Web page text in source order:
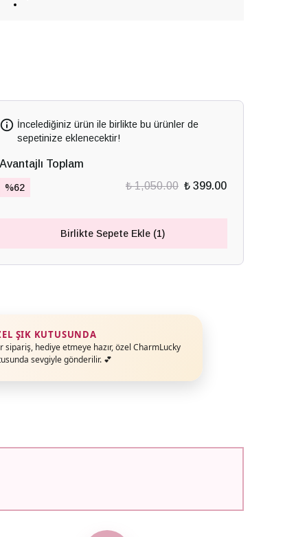
İncelediğiniz ürün ile birlikte bu ürünler de
sepetinize eklenecektir!
Avantajlı Toplam
%62 ₺ 1,050.00 ₺ 399.00
Birlikte Sepete Ekle (1)
ŞIK KUTUSUNDA
sipariş, hediye etmeye hazır, özel CharmLucky
sevgiyle gönderilir. 💕